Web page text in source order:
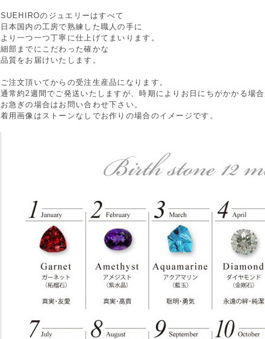
SUEHIROのジュエリーはすべて
日本国内の工房で熟練した職人の手に
より一つ一つ丁寧に仕上げてまいります。
細部までにこだわった確かな
品質をお届けいたします。
ご注文頂いてからの受注生産品になります。
通常約2週間でご発送いたしますが、時期によりお日にちがかかる場
お急ぎの場合はお問い合わせ下さい。
着用画像はストーンなしでお作りの場合のイメージです。